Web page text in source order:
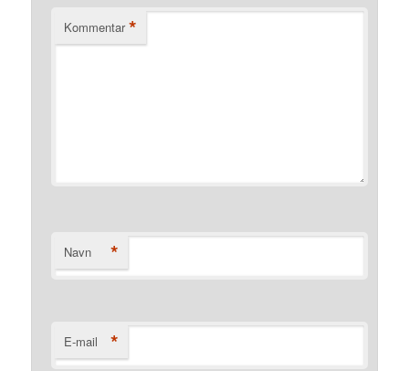
Kommentar *
Navn *
E-mail *